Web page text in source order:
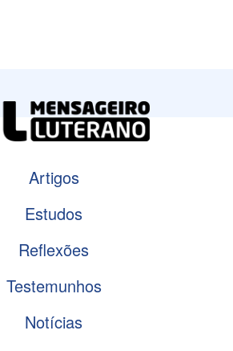
Artigos
Estudos
Reflexões
Testemunhos
Notícias